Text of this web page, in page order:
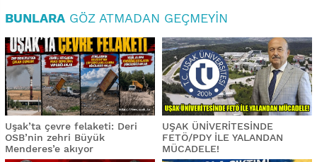
BUNLARA GÖZ ATMADAN GEÇMEYIN
Uşak’ta çevre felaketi: Deri
OSB’nin zehri Büyük
Menderes’e akıyor
UŞAK ÜNİVERİTESİNDE
FETÖ/PDY İLE YALANDAN
MÜCADELE!